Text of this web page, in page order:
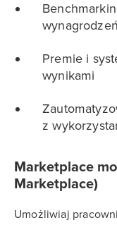
Premie i
wynikami
z
Marketplace
Marketplace)
Umożliwiaj